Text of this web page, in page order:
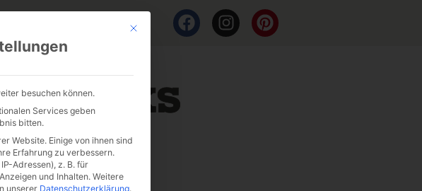
Mit diesem Button wird der Dialog geschlossen. Seine Funktionalität ist
besuchen können.
Services geben
bitten.
Website. Einige von ihnen sind
Erfahrung zu verbessern.
Adressen), z. B. für
und Inhalten. Weitere
unserer Datenschutzerklärung.